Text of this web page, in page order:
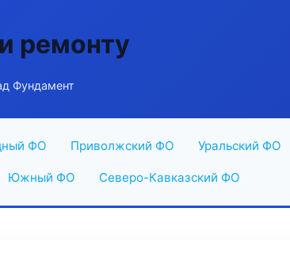
ремонту
Фундамент
ФО Приволжский ФО Уральский ФО
Южный ФО Северо-Кавказский ФО